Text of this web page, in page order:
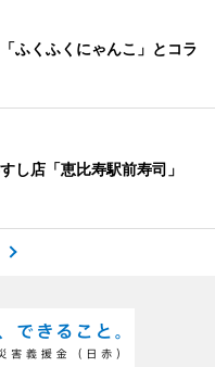
ふくふくにゃんこ」とコラ
し店「恵比寿駅前寿司」